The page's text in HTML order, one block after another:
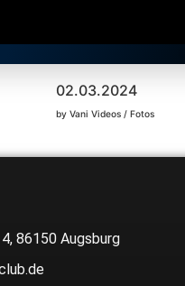
02.03.2024
by Vani Videos / Fotos
86150 Augsburg